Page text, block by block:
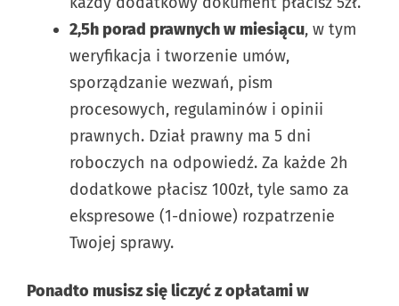
2,5h porad prawnych w miesiącu, w tym
weryfikacja i tworzenie umów,
sporządzanie wezwań, pism
procesowych, regulaminów i opinii
prawnych. Dział prawny ma 5 dni
roboczych na odpowiedź. Za każde 2h
dodatkowe płacisz 100zł, tyle samo za
ekspresowe (1-dniowe) rozpatrzenie
Twojej sprawy.
Ponadto musisz się liczyć z opłatami w